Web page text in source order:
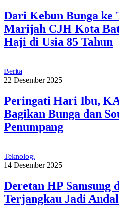
Dari Kebun Bunga ke
Marijah CJH Kota
Haji di Usia 85 Tahun
Berita
22 Desember 2025
Peringati Hari Ibu,
Bagikan Bunga dan
Penumpang
Teknologi
14 Desember 2025
Deretan HP Samsung
Terjangkau Jadi